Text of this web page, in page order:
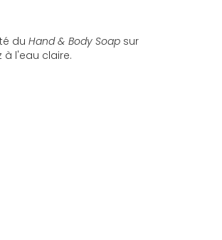
du Hand & Body Soapsur
l'eau claire.